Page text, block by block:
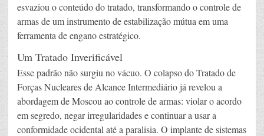
esvaziou o conteúdo do tratado, transformando o controle de
armas de um instrumento de estabilização mútua em uma
ferramenta de engano estratégico.
Um Tratado Inverificável
Esse padrão não surgiu no vácuo. O colapso do Tratado de
Forças Nucleares de Alcance Intermediário já revelou a
abordagem de Moscou ao controle de armas: violar o acordo
em segredo, negar irregularidades e continuar a usar a
conformidade ocidental até a paralisia. O implante de sistemas